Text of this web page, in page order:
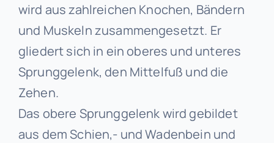
wird aus zahlreichen Knochen, Bändern
und Muskeln zusammengesetzt. Er
gliedert sich in ein oberes und unteres
Sprunggelenk, den Mittelfuß und die
Zehen.
Das obere Sprunggelenk wird gebildet
aus dem Schien,- und Wadenbein und